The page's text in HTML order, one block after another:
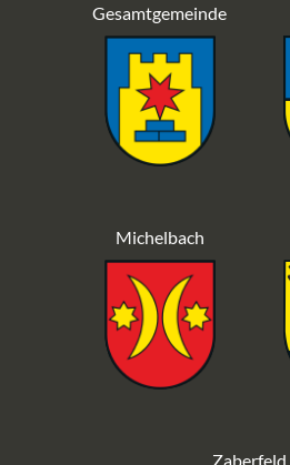
Gesamtgemeinde
Michelbach
Zaberfeld